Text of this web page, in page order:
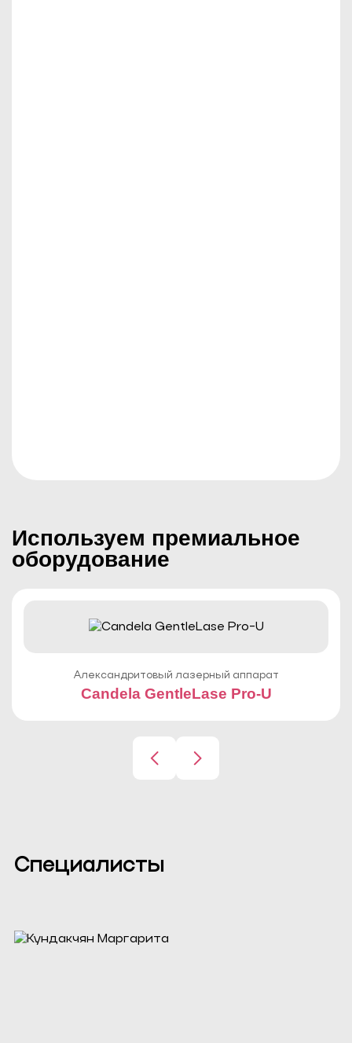
Используем премиальное
оборудование
Александритовый лазерный аппарат
Candela GentleLase Pro-U
Специалисты